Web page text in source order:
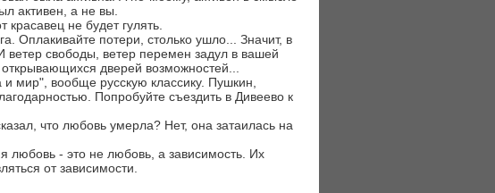
активен, а не вы.
красавец не будет гулять.
Оплакивайте потери, столько ушло... Значит, в
свободы, ветер перемен задул в вашей
дверей возможностей...
мир", вообще русскую классику. Пушкин,
Попробуйте съездить в Дивеево к
что любовь умерла? Нет, она затаилась на
- это не любовь, а зависимость. Их
от зависимости.